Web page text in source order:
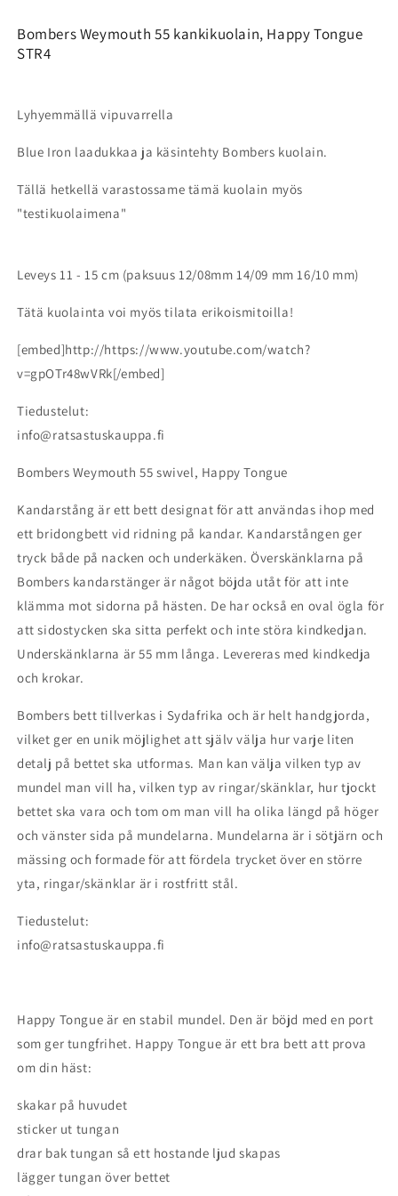
Bombers Weymouth 55 kankikuolain, Happy Tongue
STR4
Lyhyemmällä vipuvarrella
Blue Iron laadukkaa ja käsintehty Bombers kuolain.
Tällä hetkellä varastossame tämä kuolain myös
"testikuolaimena"
Leveys 11 - 15 cm (paksuus 12/08mm 14/09 mm 16/10 mm)
Tätä kuolainta voi myös tilata erikoismitoilla!
[embed]http://https://www.youtube.com/watch?
v=gpOTr48wVRk[/embed]
Tiedustelut:
info@ratsastuskauppa.fi
Bombers Weymouth 55 swivel, Happy Tongue
Kandarstång är ett bett designat för att användas ihop med
ett bridongbett vid ridning på kandar. Kandarstången ger
tryck både på nacken och underkäken. Överskänklarna på
Bombers kandarstänger är något böjda utåt för att inte
klämma mot sidorna på hästen. De har också en oval ögla för
att sidostycken ska sitta perfekt och inte störa kindkedjan.
Underskänklarna är 55 mm långa. Levereras med kindkedja
och krokar.
Bombers bett tillverkas i Sydafrika och är helt handgjorda,
vilket ger en unik möjlighet att själv välja hur varje liten
detalj på bettet ska utformas. Man kan välja vilken typ av
mundel man vill ha, vilken typ av ringar/skänklar, hur tjockt
bettet ska vara och tom om man vill ha olika längd på höger
och vänster sida på mundelarna. Mundelarna är i sötjärn och
mässing och formade för att fördela trycket över en större
yta, ringar/skänklar är i rostfritt stål.
Tiedustelut:
info@ratsastuskauppa.fi
Happy Tongue är en stabil mundel. Den är böjd med en port
som ger tungfrihet. Happy Tongue är ett bra bett att prova
om din häst:
skakar på huvudet
sticker ut tungan
drar bak tungan så ett hostande ljud skapas
lägger tungan över bettet